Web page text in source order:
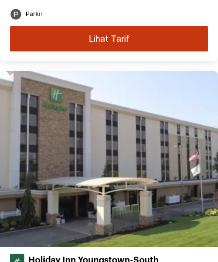
Parkir
Lihat Tarif
Holiday Inn Youngstown-South